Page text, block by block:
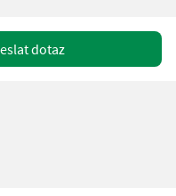
dotaz